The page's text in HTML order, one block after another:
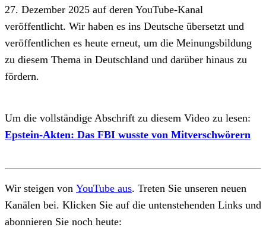
27. Dezember 2025 auf deren YouTube-Kanal
veröffentlicht. Wir haben es ins Deutsche übersetzt und
veröffentlichen es heute erneut, um die Meinungsbildung
zu diesem Thema in Deutschland und darüber hinaus zu
fördern.
Um die vollständige Abschrift zu diesem Video zu lesen:
Epstein-Akten: Das FBI wusste von Mitverschwörern
Wir steigen von YouTube aus. Treten Sie unseren neuen
Kanälen bei. Klicken Sie auf die untenstehenden Links und
abonnieren Sie noch heute: